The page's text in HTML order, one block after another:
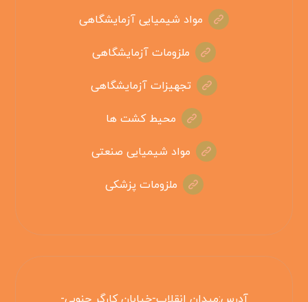
مواد شیمیایی آزمایشگاهی
ملزومات آزمایشگاهی
تجهیزات آزمایشگاهی
محیط کشت ها
مواد شیمیایی صنعتی
ملزومات پزشکی